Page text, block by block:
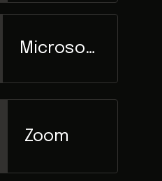
Microsoft
Zoom